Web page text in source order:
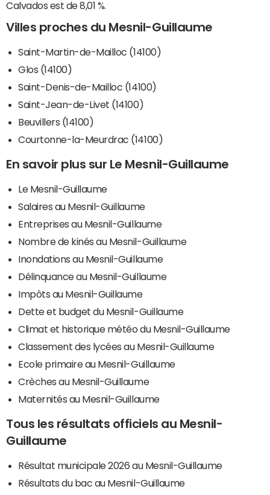
Calvados est de 8,01 %.
Villes proches du Mesnil-Guillaume
Saint-Martin-de-Mailloc (14100)
Glos (14100)
Saint-Denis-de-Mailloc (14100)
Saint-Jean-de-Livet (14100)
Beuvillers (14100)
Courtonne-la-Meurdrac (14100)
En savoir plus sur Le Mesnil-Guillaume
Le Mesnil-Guillaume
Salaires au Mesnil-Guillaume
Entreprises au Mesnil-Guillaume
Nombre de kinés au Mesnil-Guillaume
Inondations au Mesnil-Guillaume
Délinquance au Mesnil-Guillaume
Impôts au Mesnil-Guillaume
Dette et budget du Mesnil-Guillaume
Climat et historique météo du Mesnil-Guillaume
Classement des lycées au Mesnil-Guillaume
Ecole primaire au Mesnil-Guillaume
Crèches au Mesnil-Guillaume
Maternités au Mesnil-Guillaume
Tous les résultats officiels au Mesnil-
Guillaume
Résultat municipale 2026 au Mesnil-Guillaume
Résultats du bac au Mesnil-Guillaume